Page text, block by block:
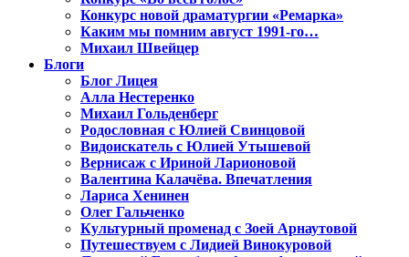
Конкурс новой драматургии «Ремарка»
Каким мы помним август 1991-го…
Михаил Швейцер
Блоги
Блог Лицея
Алла Нестеренко
Михаил Гольденберг
Родословная с Юлией Свинцовой
Видоискатель с Юлией Утышевой
Вернисаж с Ириной Ларионовой
Валентина Калачёва. Впечатления
Лариса Хенинен
Олег Гальченко
Культурный променад с Зоей Арнаутовой
Путешествуем с Лидией Винокуровой